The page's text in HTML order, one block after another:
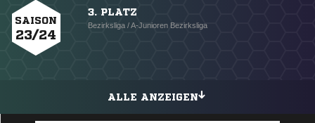
SAISON
23/24
3. PLATZ
Bezirksliga / A-Junioren Bezirksliga
ALLE ANZEIGEN